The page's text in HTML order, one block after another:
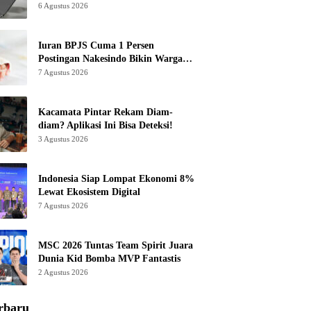
6 Agustus 2026
Iuran BPJS Cuma 1 Persen
Postingan Nakesindo Bikin Warganet
Murka
7 Agustus 2026
Kacamata Pintar Rekam Diam-
diam? Aplikasi Ini Bisa Deteksi!
3 Agustus 2026
Indonesia Siap Lompat Ekonomi 8%
Lewat Ekosistem Digital
7 Agustus 2026
MSC 2026 Tuntas Team Spirit Juara
Dunia Kid Bomba MVP Fantastis
2 Agustus 2026